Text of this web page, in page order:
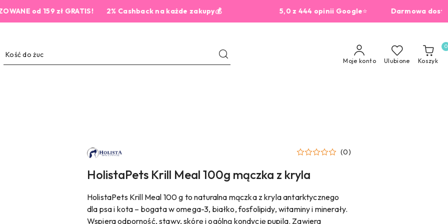
od 159 zł GRATIS! 2% Cashback na każde zakupy💰 5,0 z 444 opinii Google⭐Darmowa dostawa od
Moje konto Ulubione Koszyk
0
NAZWA
PRODUCENTA:
PETS
(0)
HolistaPets Krill Meal 100g mączka z kryla
HolistaPets Krill Meal 100 g to naturalna mączka z kryla antarktycznego
dla psa i kota – bogata w omega-3, białko, fosfolipidy, witaminy i minerały.
Wspiera odporność, stawy, skórę i ogólną kondycję pupila. Zawiera